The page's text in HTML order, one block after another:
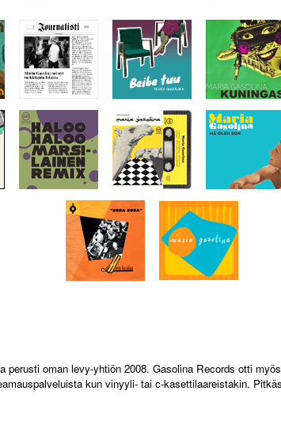
perusti oman levy-yhtiön 2008. Gasolina Records otti
kun vinyyli- tai c-kasettilaareistakin.